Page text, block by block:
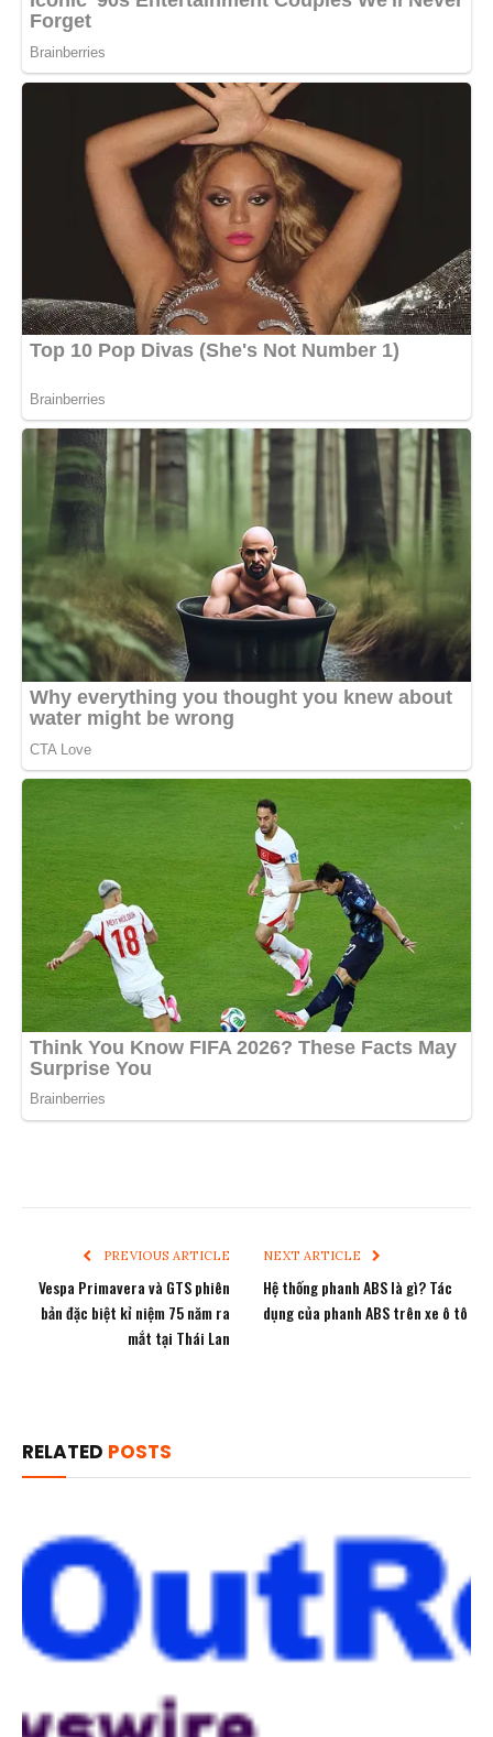
PREVIOUS ARTICLE
Vespa Primavera và GTS phiên
bản đặc biệt kỉ niệm 75 năm ra
mắt tại Thái Lan
NEXT ARTICLE
Hệ thống phanh ABS là gì? Tác
dụng của phanh ABS trên xe ô tô
RELATED POSTS